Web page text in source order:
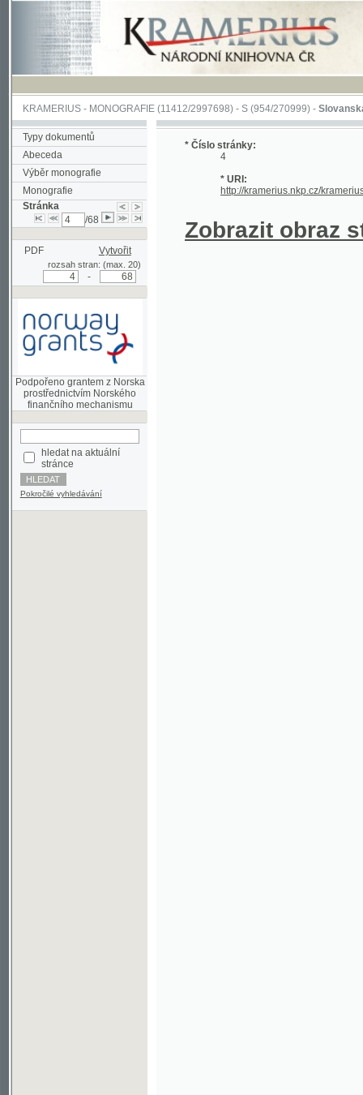
KRAMERIUS-MONOGRAFIE(11412/2997698) -S (954/270999)-Slovanská
Typy dokumentů
Abeceda
Výběr monografie
Monografie
Stránka
/68
PDF Vytvořit
rozsah stran: (max. 20)
Podpořeno grantem z Norska
prostřednictvím Norského
hledat na aktuální
stránce
Pokročilé vyhledávání
* Číslo stránky:
4
* URI:
http://kramerius.nkp.cz/kramerius/